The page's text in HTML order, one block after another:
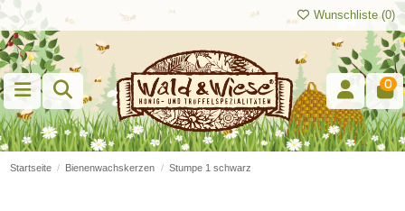
Wunschliste (0)
0
Startseite Bienenwachskerzen Stumpe 1 schwarz